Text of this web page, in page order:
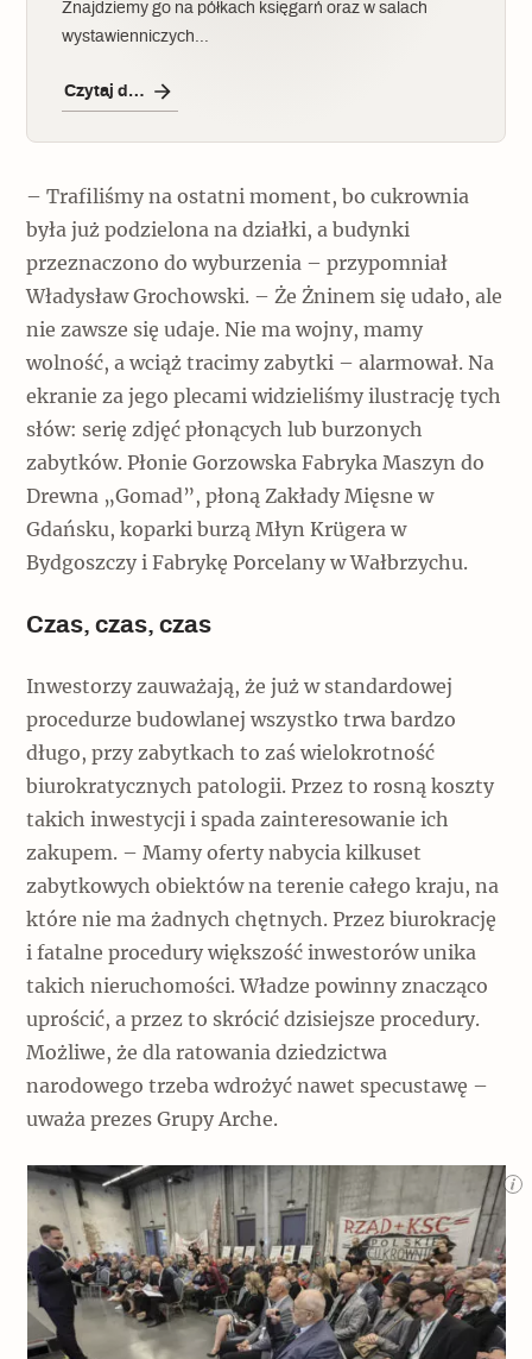
Znajdziemy go na półkach księgarń oraz w salach
wystawienniczych…
Czytaj dalej
– Trafiliśmy na ostatni moment, bo cukrownia
była już podzielona na działki, a budynki
przeznaczono do wyburzenia – przypomniał
Władysław Grochowski. – Że Żninem się udało, ale
nie zawsze się udaje. Nie ma wojny, mamy
wolność, a wciąż tracimy zabytki – alarmował. Na
ekranie za jego plecami widzieliśmy ilustrację tych
słów: serię zdjęć płonących lub burzonych
zabytków. Płonie Gorzowska Fabryka Maszyn do
Drewna „Gomad”, płoną Zakłady Mięsne w
Gdańsku, koparki burzą Młyn Krügera w
Bydgoszczy i Fabrykę Porcelany w Wałbrzychu.
Czas, czas, czas
Inwestorzy zauważają, że już w standardowej
procedurze budowlanej wszystko trwa bardzo
długo, przy zabytkach to zaś wielokrotność
biurokratycznych patologii. Przez to rosną koszty
takich inwestycji i spada zainteresowanie ich
zakupem. – Mamy oferty nabycia kilkuset
zabytkowych obiektów na terenie całego kraju, na
które nie ma żadnych chętnych. Przez biurokrację
i fatalne procedury większość inwestorów unika
takich nieruchomości. Władze powinny znacząco
uprościć, a przez to skrócić dzisiejsze procedury.
Możliwe, że dla ratowania dziedzictwa
narodowego trzeba wdrożyć nawet specustawę –
uważa prezes Grupy Arche.